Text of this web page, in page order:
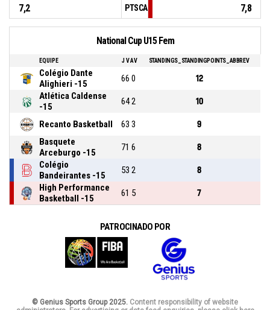
7,2
PTSCA 7,8
National Cup U15 Fem
EQUIPE J VAV STANDINGS_STANDINGPOINTS_ABBREV
Colégio Dante
Alighieri -15
66 0 12
Atlética Caldense
-15
642 10
Recanto Basketball 63 3 9
Basquete
Arceburgo -15
71 6 8
Colégio
Bandeirantes -15
53 2 8
High Performance
Basketball -15
61 5 7
PATROCINADO POR
© Genius Sports Group 2025. Content responsibility of website